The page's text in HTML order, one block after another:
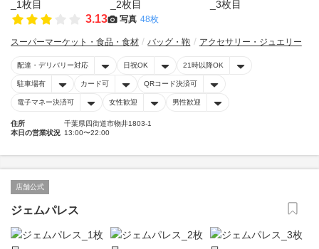
3.13 写真 48枚
スーパーマーケット・食品・食材 バッグ・鞄 アクセサリー・ジュエリー
配達・デリバリー対応 日祝OK 21時以降OK
駐車場有 カード可 QRコード決済可
電子マネー決済可 女性歓迎 男性歓迎
住所
千葉県四街道市物井1803-1
本日の営業状況 13:00〜22:00
店舗公式
ジェムパレス